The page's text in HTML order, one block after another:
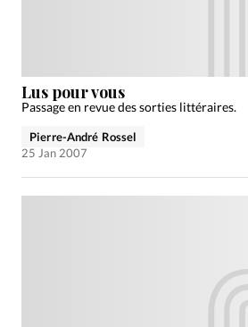
Devise:CHF
RUBRIQUES
Tous les articles
Actualité
Tour du monde des
Lus pour vous
Passage en revue des sorties littéraires.
Pierre-André Rossel
25 Jan 2007